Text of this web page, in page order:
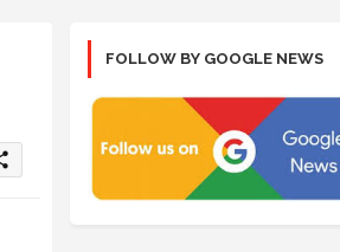
FOLLOW BY GOOGLE NEWS